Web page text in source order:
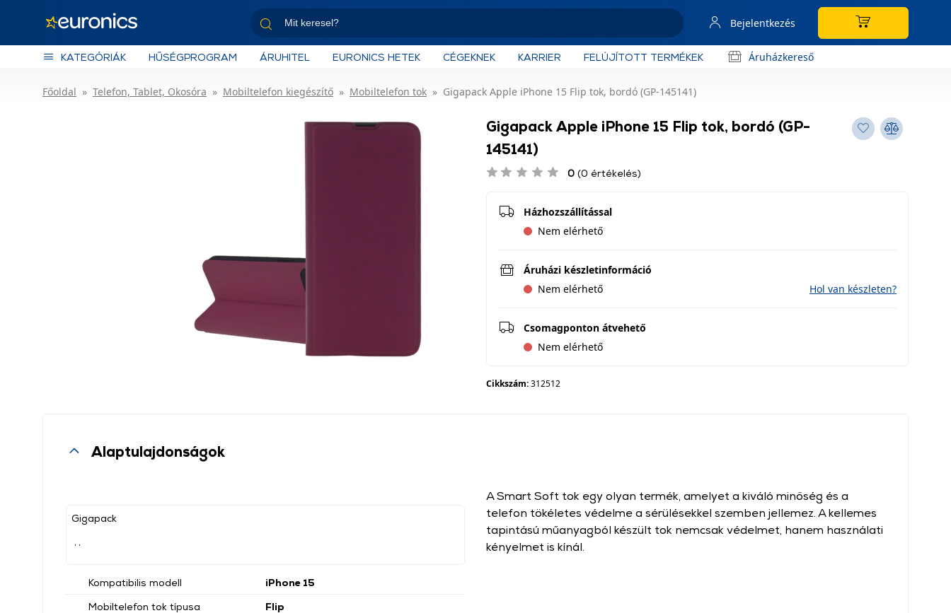
Bejelentkezés
KATEGÓRIÁK HŰSÉGPROGRAM ÁRUHITEL EURONICS HETEK CÉGEKNEK KARRIER FELÚJÍTOTT TERMÉKEK Áruházkereső
Főoldal Telefon, Tablet, Okosóra Mobiltelefon kiegészítő Mobiltelefon tok Gigapack Apple iPhone 15 Flip tok, bordó (GP-145141)
Gigapack Apple iPhone 15 Flip tok, bordó (GP-
145141)
0 (0 értékelés)
Házhozszállítással
Nem elérhető
Áruházi készletinformáció
Nem elérhető
Hol van készleten?
Csomagponton átvehető
Nem elérhető
Cikkszám:312512
Alaptulajdonságok
Gigapack
Kompatibilis modell
iPhone 15
Mobiltelefon tok típusa
Flip
A Smart Soft tok egy olyan termék, amelyet a kiváló minőség és a
telefon tökéletes védelme a sérülésekkel szemben jellemez. A kellemes
tapintású műanyagból készült tok nemcsak védelmet, hanem használati
kényelmet is kínál.